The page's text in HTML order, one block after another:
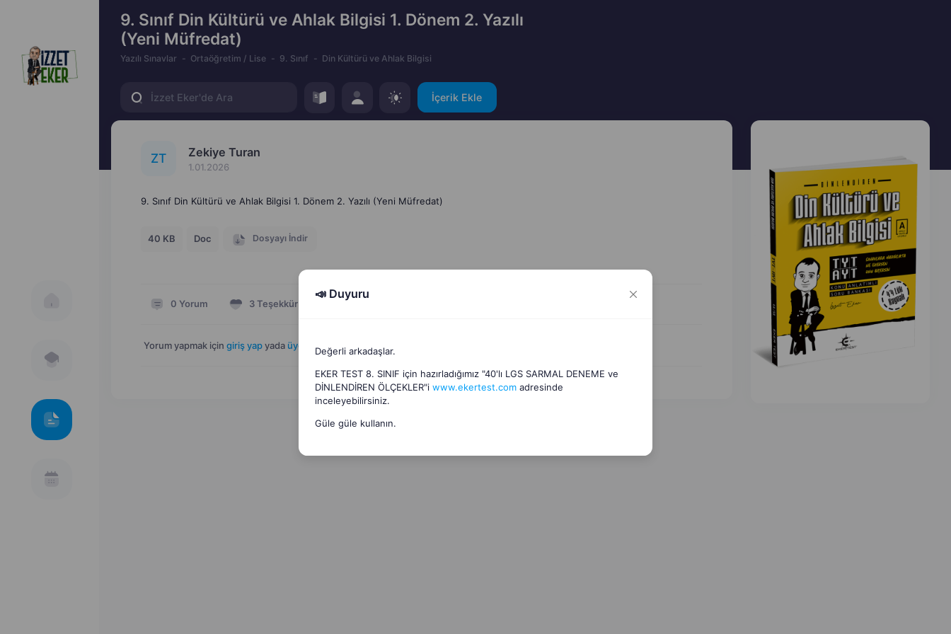
9. Sınıf Din Kültürü ve Ahlak Bilgisi 1. Dönem 2. Yazılı
(Yeni Müfredat)
Yazılı Sınavlar Ortaöğretim / Lise 9. Sınıf Din Kültürü ve Ahlak Bilgisi
İçerik Ekle
ZT Zekiye Turan
1.01.2026
9. Sınıf Din Kültürü ve Ahlak Bilgisi 1. Dönem 2. Yazılı (Yeni Müfredat)
40 KB Doc Dosyayı İndir
0 Yorum 3Teşekkür Hata Bildir
Yorum yapmak için giriş yap yada üye ol .
📣 Duyuru
Değerli arkadaşlar.
EKER TEST 8. SINIF için hazırladığımız "40'lı LGS SARMAL DENEME ve
DİNLENDİREN ÖLÇEKLER"i www.ekertest.comadresinde
inceleyebilirsiniz.
Güle güle kullanın.